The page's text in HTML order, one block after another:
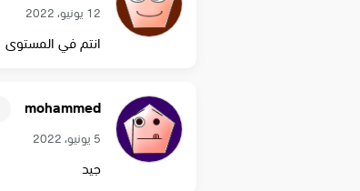
12 يونيو، 2022
انتم في المستوى
mohammed
5 يونيو، 2022
جيد